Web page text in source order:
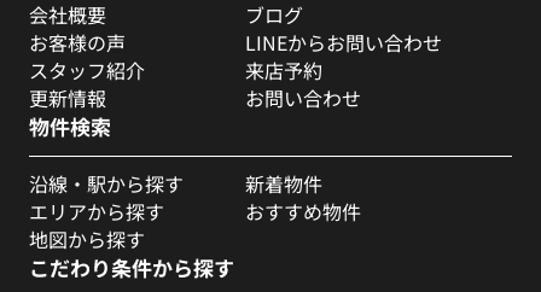
会社概要
お客様の声
スタッフ紹介
更新情報
ブログ
LINEからお問い合わせ
来店予約
お問い合わせ
物件検索
沿線・駅から探す
エリアから探す
地図から探す
新着物件
おすすめ物件
こだわり条件から探す